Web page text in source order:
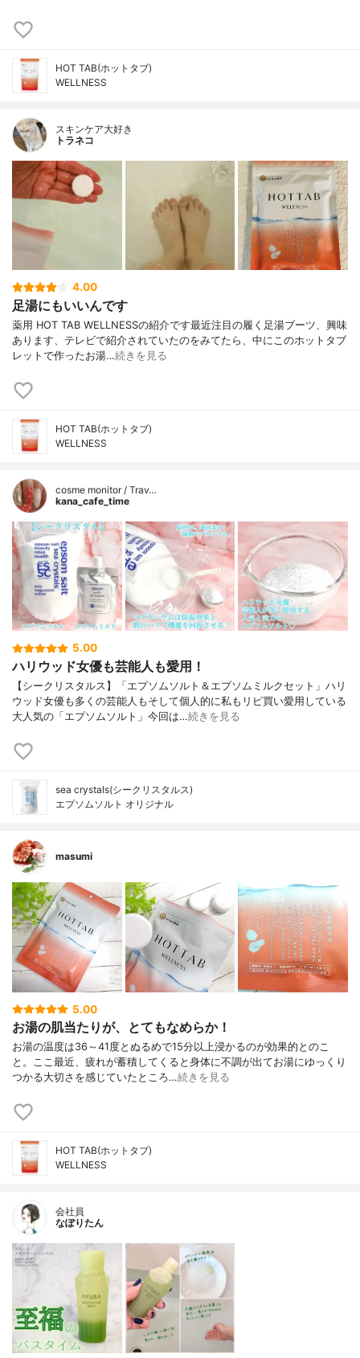
HOT TAB(ホットタブ)
WELLNESS
スキンケア大好き
トラネコ
4.00
足湯にもいいんです
薬用 HOT TAB WELLNESSの紹介です最近注目の履く足湯ブーツ、興味
あります、テレビで紹介されていたのをみてたら、中にこのホットタブ
レットで作ったお湯…続きを見る
HOT TAB(ホットタブ)
WELLNESS
cosme monitor / Trav…
kana_cafe_time
5.00
ハリウッド女優も芸能人も愛用！
【シークリスタルス】「エプソムソルト＆エプソムミルクセット」ハリ
ウッド女優も多くの芸能人もそして個人的に私もリピ買い愛用している
大人気の「エプソムソルト」今回は…続きを見る
sea crystals(シークリスタルス)
エプソムソルト オリジナル
masumi
5.00
お湯の肌当たりが、とてもなめらか！
お湯の温度は36～41度とぬるめで15分以上浸かるのが効果的とのこ
と。ここ最近、疲れが蓄積してくると身体に不調が出てお湯にゆっくり
つかる大切さを感じていたところ…続きを見る
HOT TAB(ホットタブ)
WELLNESS
会社員
なぽりたん